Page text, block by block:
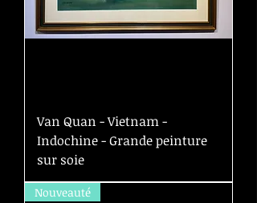
Van Quan - Vietnam -
Indochine - Grande peinture
sur soie
Nouveauté